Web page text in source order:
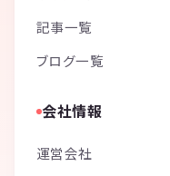
記事一覧
ブログ一覧
会社情報
運営会社